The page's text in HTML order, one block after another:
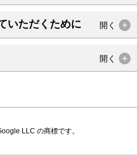
いただくために 開く
開く
LLC の商標です。